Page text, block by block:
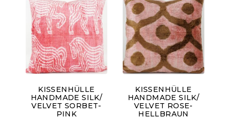
KISSENHÜLLE
HANDMADE SILK/
VELVET SORBET-
PINK
KISSENHÜLLE
HANDMADE SILK/
VELVET ROSE-
HELLBRAUN